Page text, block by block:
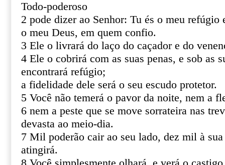
Todo-poderoso
2 pode dizer ao Senhor: Tu és o meu refúgio
o meu Deus, em quem confio.
3 Ele o livrará do laço do caçador e do
4 Ele o cobrirá com as suas penas, e sob as
encontrará refúgio;
a fidelidade dele será o seu escudo protetor.
5 Você não temerá o pavor da noite, nem a
6 nem a peste que se move sorrateira nas
devasta ao meio-dia.
7 Mil poderão cair ao seu lado, dez mil à
atingirá.